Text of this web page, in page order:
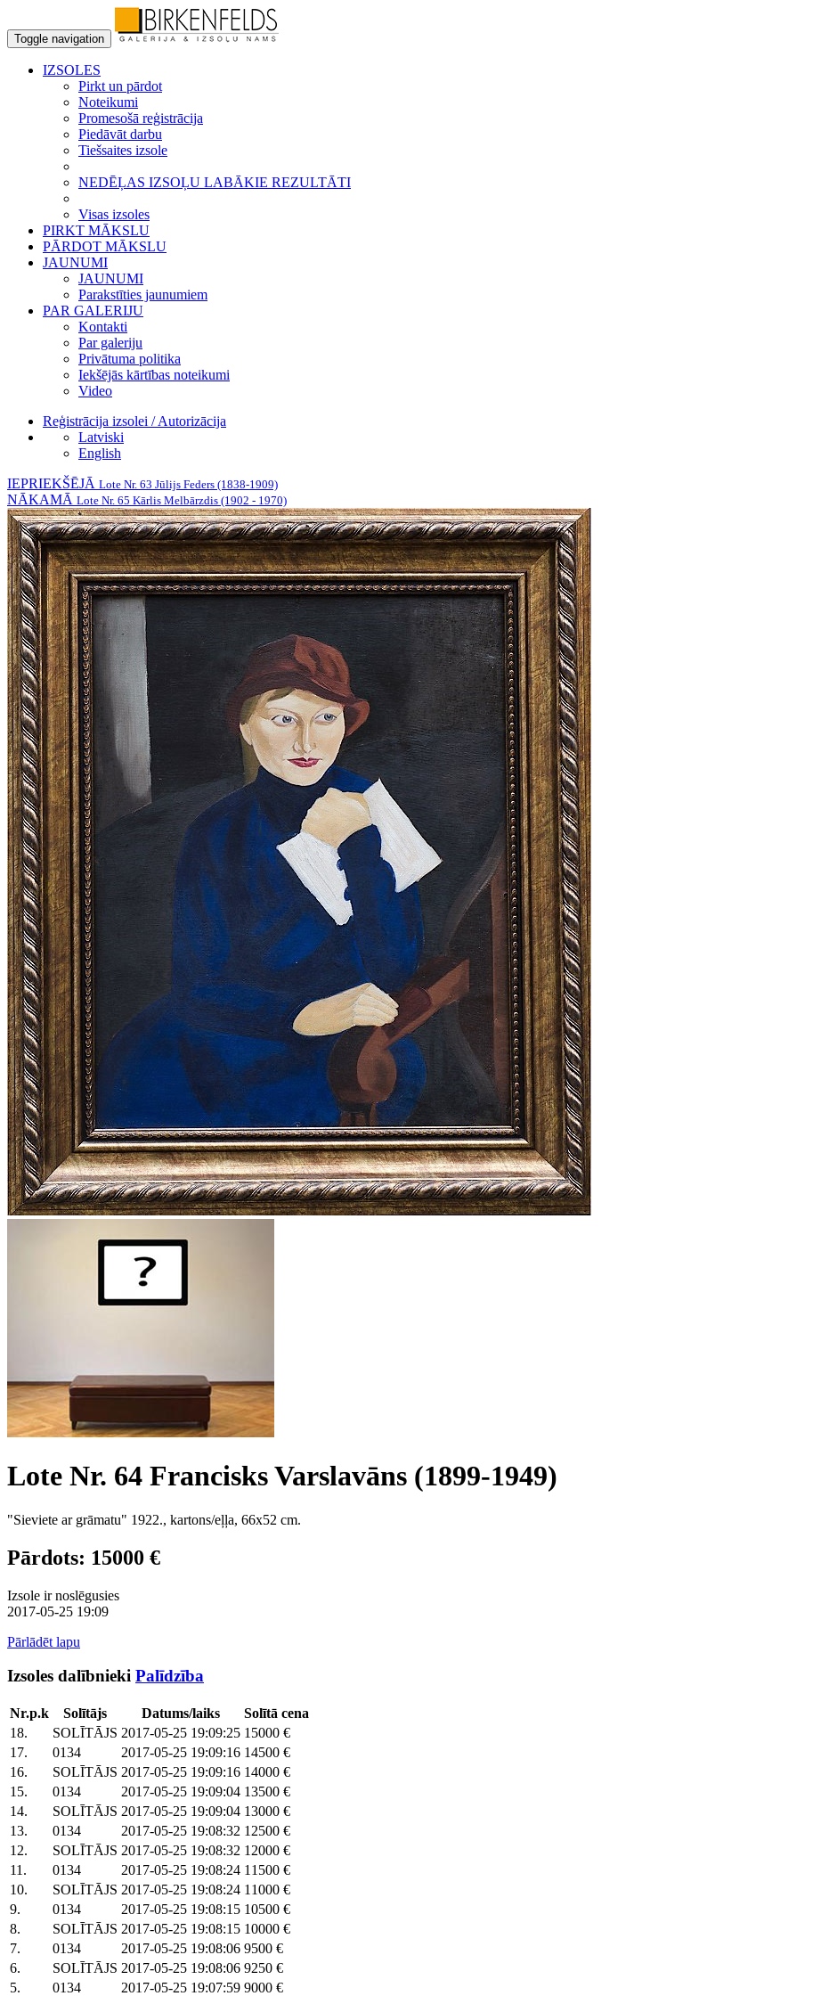
Toggle navigation
IZSOLES
Pirkt un pārdot
Noteikumi
Promesošā reģistrācija
Piedāvāt darbu
Tiešsaites izsole
NEDĒĻAS IZSOĻU LABĀKIE REZULTĀTI
Visas izsoles
PIRKT MĀKSLU
PĀRDOT MĀKSLU
JAUNUMI
JAUNUMI
Parakstīties jaunumiem
PAR GALERIJU
Kontakti
Par galeriju
Privātuma politika
Iekšējās kārtības noteikumi
Video
Reģistrācija izsolei / Autorizācija
Latviski
English
IEPRIEKŠĒJĀ Lote Nr. 63 Jūlijs Feders (1838-1909)
NĀKAMĀ Lote Nr. 65 Kārlis Melbārzdis (1902 - 1970)
Lote Nr. 64 Francisks Varslavāns (1899-1949)
"Sieviete ar grāmatu" 1922., kartons/eļļa, 66x52 cm.
Pārdots: 15000 €
Izsole ir noslēgusies
2017-05-25 19:09
Pārlādēt lapu
Izsoles dalībnieki Palīdzība
Nr.p.k Solītājs Datums/laiks
Solītā cena
18.
SOLĪTĀJS 2017-05-25 19:09:25 15000 €
17.
0134 2017-05-25 19:09:16 14500 €
16.
SOLĪTĀJS 2017-05-25 19:09:16 14000 €
15.
0134 2017-05-25 19:09:04 13500 €
14.
SOLĪTĀJS 2017-05-25 19:09:04 13000 €
13.
0134 2017-05-25 19:08:32 12500 €
12.
SOLĪTĀJS 2017-05-25 19:08:32 12000 €
11.
0134 2017-05-25 19:08:24 11500 €
10.
SOLĪTĀJS 2017-05-25 19:08:24 11000 €
9.
0134 2017-05-25 19:08:15 10500 €
8.
SOLĪTĀJS 2017-05-25 19:08:15 10000 €
7.
0134 2017-05-25 19:08:06 9500 €
6.
SOLĪTĀJS 2017-05-25 19:08:06 9250 €
5.
0134 2017-05-25 19:07:59 9000 €